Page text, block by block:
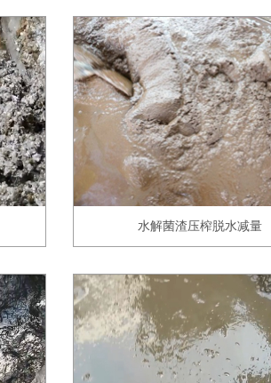
水解菌渣压榨脱水减量